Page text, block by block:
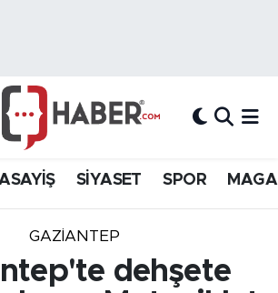
SİYASET SPOR
GAZIANTEP
dehşete
Durumu ve Fikstür